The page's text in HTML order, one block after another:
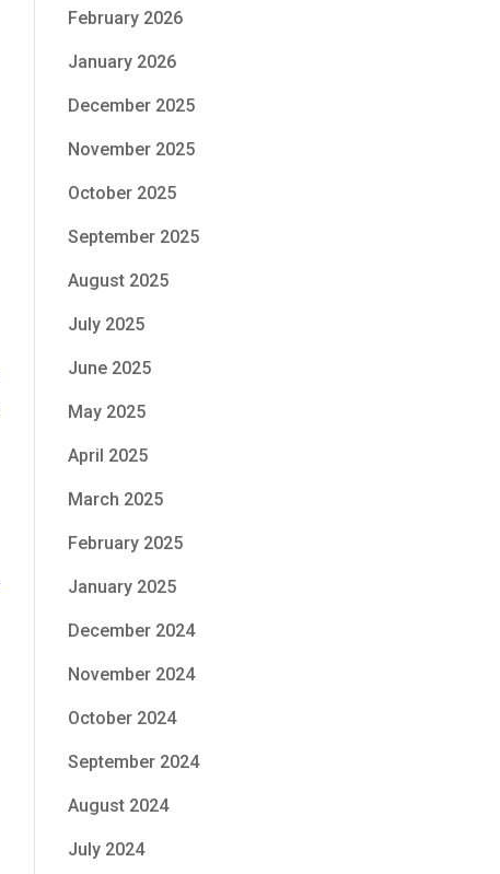
February 2026
January 2026
December 2025
November 2025
October 2025
September 2025
August 2025
July 2025
June 2025
May 2025
April 2025
March 2025
February 2025
January 2025
December 2024
November 2024
October 2024
September 2024
August 2024
July 2024